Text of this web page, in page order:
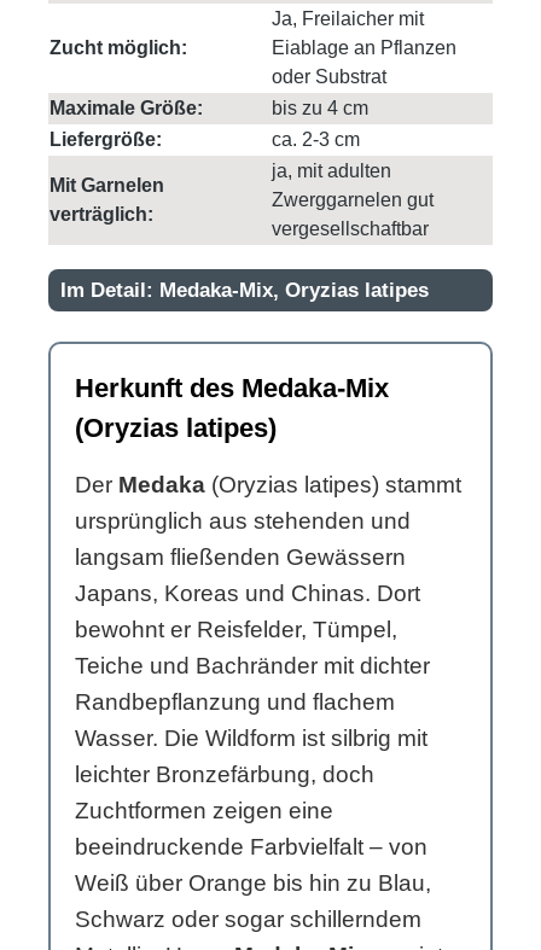
Zucht möglich:
Ja, Freilaicher mit
Eiablage an Pflanzen
oder Substrat
Maximale Größe:
bis zu 4 cm
Liefergröße:
ca. 2-3 cm
Mit Garnelen
verträglich:
ja, mit adulten
Zwerggarnelen gut
vergesellschaftbar
Im Detail: Medaka-Mix, Oryzias latipes
Herkunft des Medaka-Mix
(Oryzias latipes)
Der Medaka (Oryzias latipes) stammt
ursprünglich aus stehenden und
langsam fließenden Gewässern
Japans, Koreas und Chinas. Dort
bewohnt er Reisfelder, Tümpel,
Teiche und Bachränder mit dichter
Randbepflanzung und flachem
Wasser. Die Wildform ist silbrig mit
leichter Bronzefärbung, doch
Zuchtformen zeigen eine
beeindruckende Farbvielfalt – von
Weiß über Orange bis hin zu Blau,
Schwarz oder sogar schillerndem